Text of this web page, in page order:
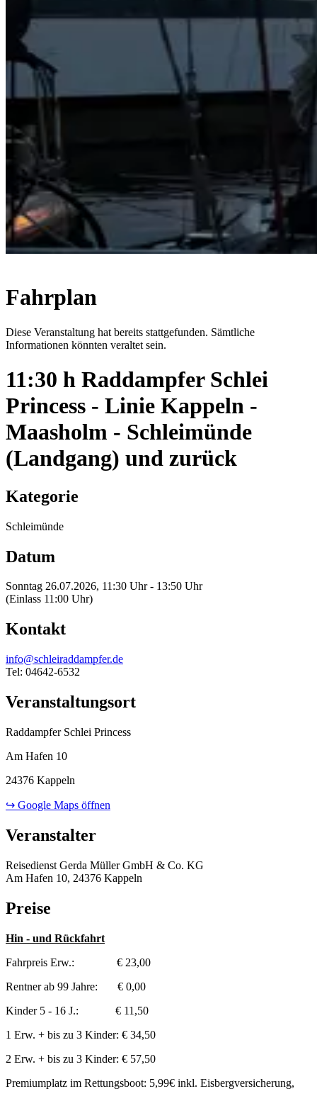
Fahrplan
Diese Veranstaltung hat bereits stattgefunden. Sämtliche
Informationen könnten veraltet sein.
11:30 h Raddampfer Schlei
Princess - Linie Kappeln -
Maasholm - Schleimünde
(Landgang) und zurück
Kategorie
Schleimünde
Datum
Sonntag 26.07.2026, 11:30 Uhr - 13:50 Uhr
(Einlass 11:00 Uhr)
Kontakt
info@schleiraddampfer.de
Tel: 04642-6532
Veranstaltungsort
Raddampfer Schlei Princess
Am Hafen 10
24376 Kappeln
↪ Google Maps öffnen
Veranstalter
Reisedienst Gerda Müller GmbH & Co. KG
Am Hafen 10, 24376 Kappeln
Preise
Hin - und Rückfahrt
Fahrpreis Erw.: € 23,00
Rentner ab 99 Jahre: € 0,00
Kinder 5 - 16 J.: € 11,50
1 Erw. + bis zu 3 Kinder: € 34,50
2 Erw. + bis zu 3 Kinder: € 57,50
Premiumplatz im Rettungsboot: 5,99€ inkl. Eisbergversicherung,